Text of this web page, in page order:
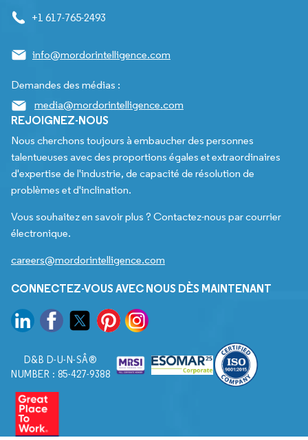
+1 617-765-2493
info@mordorintelligence.com
Demandes des médias :
media@mordorintelligence.com
REJOIGNEZ-NOUS
Nous cherchons toujours à embaucher des personnes
talentueuses avec des proportions égales et extraordinaires
d'expertise de l'industrie, de capacité de résolution de
problèmes et d'inclination.
Vous souhaitez en savoir plus ? Contactez-nous par courrier
électronique.
careers@mordorintelligence.com
CONNECTEZ-VOUS AVEC NOUS DÈS MAINTENANT
D&B D-U-N-SÂ®
NUMBER : 85-427-9388